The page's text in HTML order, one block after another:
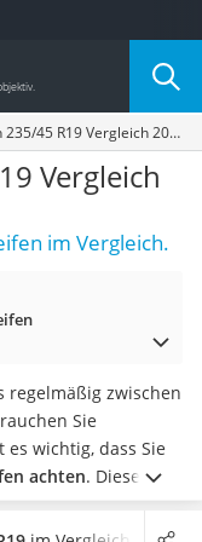
Sommerreifen 235/45 R19 Vergleich 2026
Vergleich
im Vergleich.
regelmäßig zwischen
Sie
es wichtig, dass Sie
achten. Diese
sonst laut diversen
kann. Wählen